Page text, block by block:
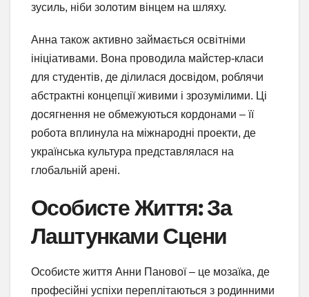
зусиль, ніби золотим вінцем на шляху.
Анна також активно займається освітніми
ініціативами. Вона проводила майстер-класи
для студентів, де ділилася досвідом, роблячи
абстрактні концепції живими і зрозумілими. Ці
досягнення не обмежуються кордонами – її
робота вплинула на міжнародні проекти, де
українська культура представлялася на
глобальній арені.
Особисте Життя: За
Лаштунками Сцени
Особисте життя Анни Панової – це мозаїка, де
професійні успіхи переплітаються з родинними